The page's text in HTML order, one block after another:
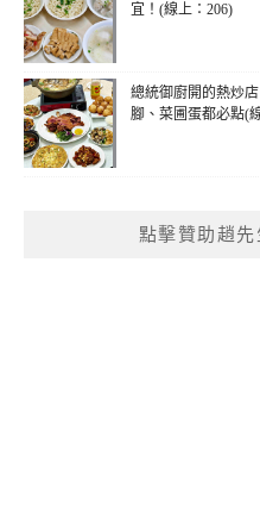
宜！(線上：206)
總統御廚開的熱炒
腳、菜圃蛋都必點(
點擊贊助趙